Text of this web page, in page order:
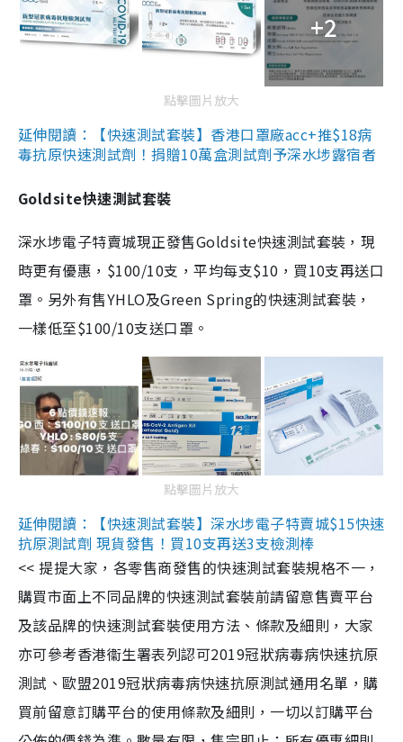
+2
點擊圖片放大
延伸閱讀：【快速測試套裝】香港口罩廠acc+推$18病
毒抗原快速測試劑！捐贈10萬盒測試劑予深水埗露宿者
Goldsite快速測試套裝
深水埗電子特賣城現正發售Goldsite快速測試套裝，現
時更有優惠，$100/10支，平均每支$10，買10支再送口
罩。另外有售YHLO及Green Spring的快速測試套裝，
一樣低至$100/10支送口罩。
點擊圖片放大
延伸閱讀：【快速測試套裝】深水埗電子特賣城$15快速
抗原測試劑 現貨發售！買10支再送3支檢測棒
<< 提提大家，各零售商發售的快速測試套裝規格不一，
購買市面上不同品牌的快速測試套裝前請留意售賣平台
及該品牌的快速測試套裝使用方法、條款及細則，大家
亦可參考香港衞生署表列認可2019冠狀病毒病快速抗原
測試、歐盟2019冠狀病毒病快速抗原測試通用名單，購
買前留意訂購平台的使用條款及細則，一切以訂購平台